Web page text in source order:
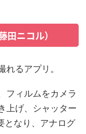
田ニコル）
れるアプリ。
フィルムをカメラ
上げ、シャッター
となり、アナログ